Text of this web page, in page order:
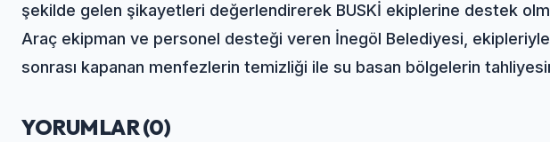
şekilde gelen şikayetleri değerlendirerek BUSKİ ekiplerine destek
Araç ekipman ve personel desteği veren İnegöl Belediyesi,
sonrası kapanan menfezlerin temizliği ile su basan bölgelerin
YORUMLAR (0)